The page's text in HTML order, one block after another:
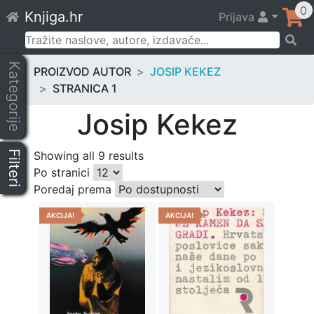
to
content
Knjiga.hr Prijava 0
Pretraži:
Kategorije
Filteri
PROIZVOD AUTOR
JOSIP KEKEZ
STRANICA 1
Josip Kekez
Showing all 9 results
Po stranici
Poredaj prema
AKCIJA! AKCIJA!